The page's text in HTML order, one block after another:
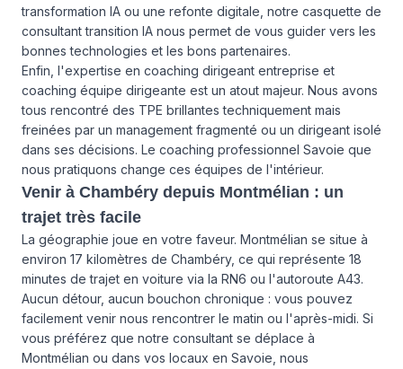
transformation IA ou une refonte digitale, notre casquette de
consultant transition IA nous permet de vous guider vers les
bonnes technologies et les bons partenaires.
Enfin, l'expertise en coaching dirigeant entreprise et
coaching équipe dirigeante est un atout majeur. Nous avons
tous rencontré des TPE brillantes techniquement mais
freinées par un management fragmenté ou un dirigeant isolé
dans ses décisions. Le coaching professionnel Savoie que
nous pratiquons change ces équipes de l'intérieur.
Venir à Chambéry depuis Montmélian : un
trajet très facile
La géographie joue en votre faveur. Montmélian se situe à
environ 17 kilomètres de Chambéry, ce qui représente 18
minutes de trajet en voiture via la RN6 ou l'autoroute A43.
Aucun détour, aucun bouchon chronique : vous pouvez
facilement venir nous rencontrer le matin ou l'après-midi. Si
vous préférez que notre consultant se déplace à
Montmélian ou dans vos locaux en Savoie, nous